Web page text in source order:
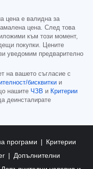
цена е валидна за
цена. След това
към този момент,
покупки. Цените
уведомим предварително
на вашето съгласие с
бисквитки и
нашите ЧЗВ и Критерии
деинсталирате
програми
Критерии
Допълнителни